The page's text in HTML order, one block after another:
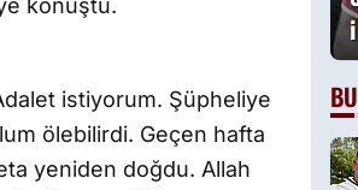
konuştu.
istiyorum. Şüpheliye
ölebilirdi. Geçen hafta
yeniden doğdu. Allah